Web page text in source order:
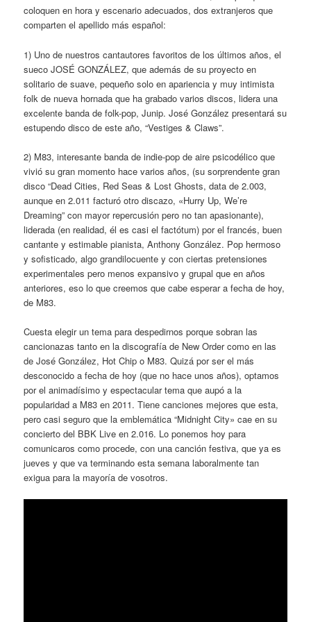
coloquen en hora y escenario adecuados, dos extranjeros que
comparten el apellido más español:
1) Uno de nuestros cantautores favoritos de los últimos años, el
sueco JOSÉ GONZÁLEZ, que además de su proyecto en
solitario de suave, pequeño solo en apariencia y muy intimista
folk de nueva hornada que ha grabado varios discos, lidera una
excelente banda de folk-pop, Junip. José González presentará su
estupendo disco de este año, “Vestiges & Claws”.
2) M83, interesante banda de indie-pop de aire psicodélico que
vivió su gran momento hace varios años, (su sorprendente gran
disco “Dead Cities, Red Seas & Lost Ghosts, data de 2.003,
aunque en 2.011 facturó otro discazo, «Hurry Up, We’re
Dreaming” con mayor repercusión pero no tan apasionante),
liderada (en realidad, él es casi el factótum) por el francés, buen
cantante y estimable pianista, Anthony González. Pop hermoso
y sofisticado, algo grandilocuente y con ciertas pretensiones
experimentales pero menos expansivo y grupal que en años
anteriores, eso lo que creemos que cabe esperar a fecha de hoy,
de M83.
Cuesta elegir un tema para despedirnos porque sobran las
cancionazas tanto en la discografía de New Order como en las
de José González, Hot Chip o M83. Quizá por ser el más
desconocido a fecha de hoy (que no hace unos años), optamos
por el animadísimo y espectacular tema que aupó a la
popularidad a M83 en 2011. Tiene canciones mejores que esta,
pero casi seguro que la emblemática “Midnight City» cae en su
concierto del BBK Live en 2.016. Lo ponemos hoy para
comunicaros como procede, con una canción festiva, que ya es
jueves y que va terminando esta semana laboralmente tan
exigua para la mayoría de vosotros.